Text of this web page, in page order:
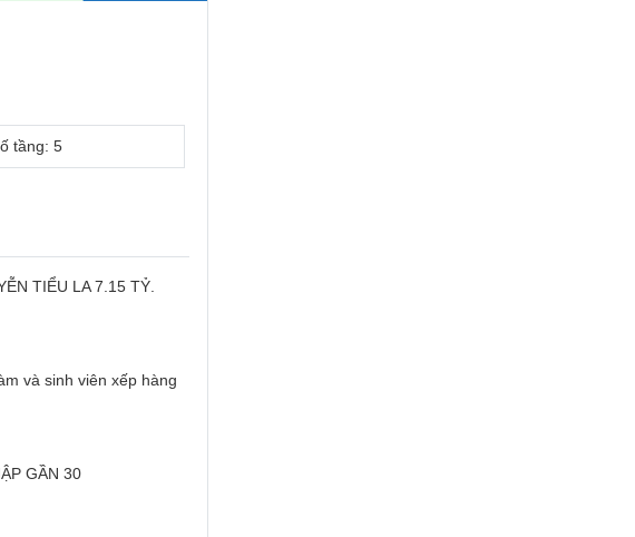
tầng: 5
TIỂU LA 7.15 TỶ.
và sinh viên xếp hàng
GẦN 30